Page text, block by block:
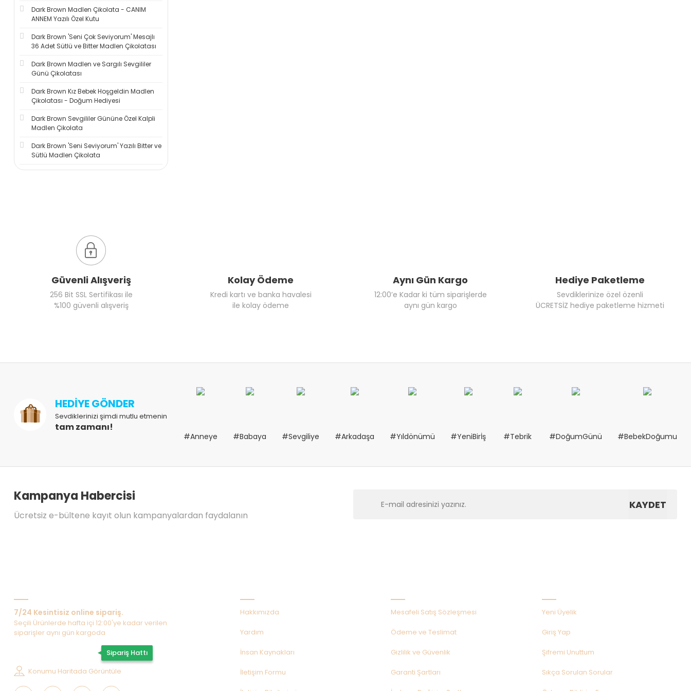
Dark Brown Madlen Çikolata - CANIM
ANNEM Yazılı Özel Kutu
Dark Brown 'Seni Çok Seviyorum' Mesajlı
36 Adet Sütlü ve Bitter Madlen Çikolatası
Dark Brown Madlen ve Sargılı Sevgililer
Günü Çikolatası
Dark Brown Kız Bebek Hoşgeldin Madlen
Çikolatası - Doğum Hediyesi
Dark Brown Sevgililer Gününe Özel Kalpli
Madlen Çikolata
Dark Brown 'Seni Seviyorum' Yazılı Bitter ve
Sütlü Madlen Çikolata
Güvenli Alışveriş
256 Bit SSL Sertifikası ile
%100 güvenli alışveriş
Kolay Ödeme
Kredi kartı ve banka havalesi
ile kolay ödeme
Aynı Gün Kargo
12:00’e Kadar ki tüm siparişlerde
aynı gün kargo
Hediye Paketleme
Sevdiklerinize özel özenli
ÜCRETSİZ hediye paketleme hizmeti
HEDİYE GÖNDER
Sevdiklerinizi şimdi mutlu etmenin
tam zamanı!
#Anneye #Babaya #Sevgiliye #Arkadaşa #Yıldönümü #YeniBirİş #Tebrik #DoğumGünü #BebekDoğumu
Kampanya Habercisi
Ücretsiz e-bültene kayıt olun kampanyalardan faydalanın
KAYDET
7/24 Kesintisiz online sipariş.
Seçili Ürünlerde hafta içi 12:00'ye kadar verilen
siparişler aynı gün kargoda
Sipariş Hattı
Konumu Haritada Görüntüle
Hakkımızda
Yardım
İnsan Kaynakları
İletişim Formu
Mesafeli Satış Sözleşmesi
Ödeme ve Teslimat
Gizlilik ve Güvenlik
Garanti Şartları
Yeni Üyelik
Giriş Yap
Şifremi Unuttum
Sıkça Sorulan Sorular